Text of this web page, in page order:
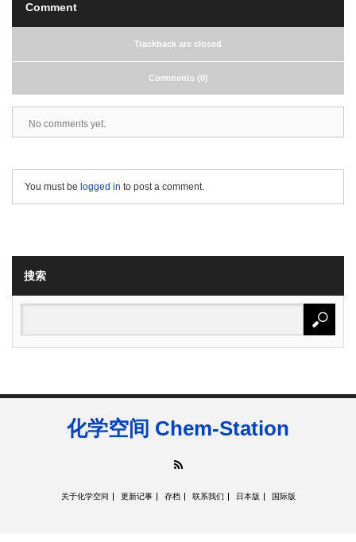
Comment
Trackback are closed
Comments (0)
No comments yet.
You must be logged in to post a comment.
搜索
化学空间 Chem-Station
关于化学空间 更新记事 存档 联系我们 日本版 国际版